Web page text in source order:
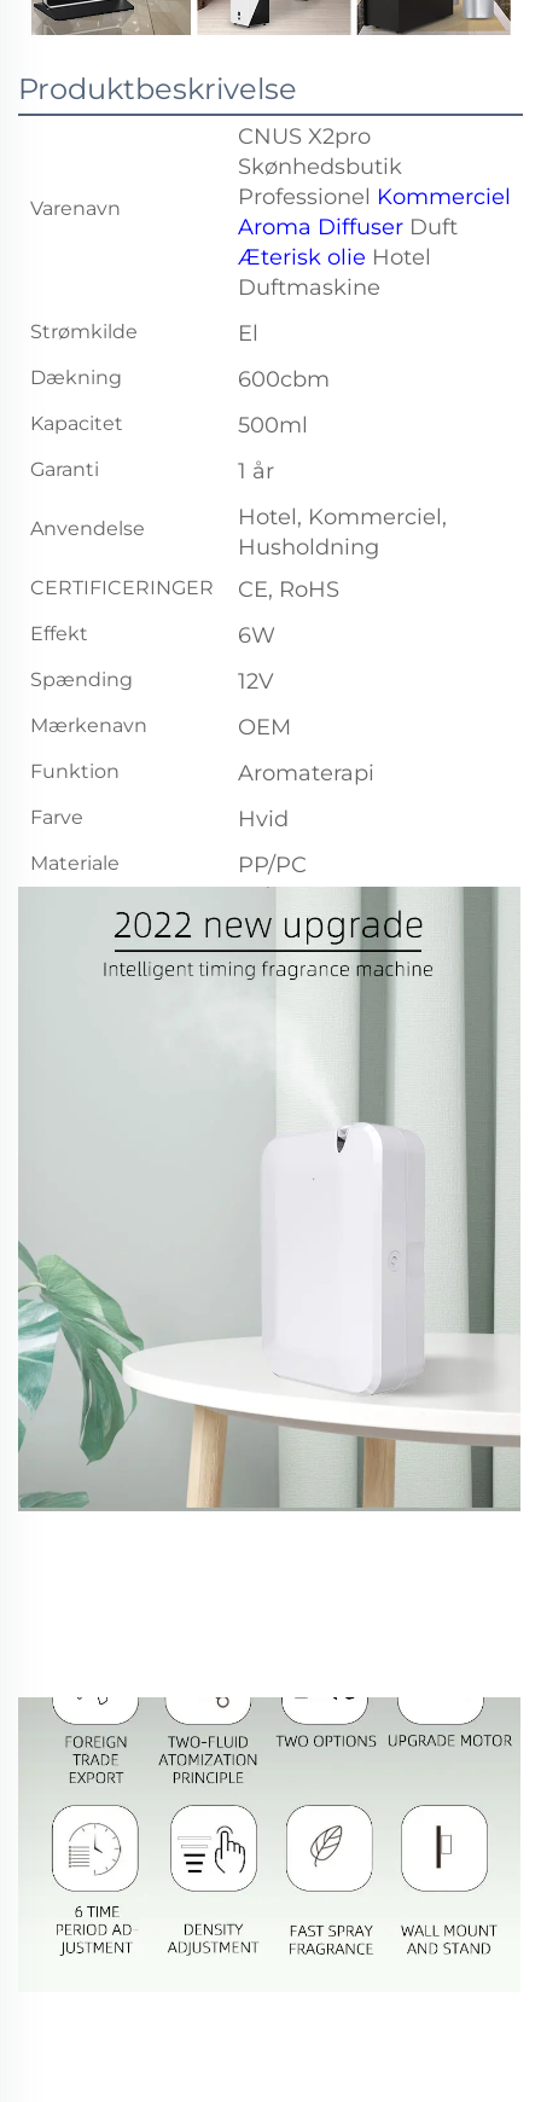
Produktbeskrivelse
Varenavn
CNUS X2pro
Skønhedsbutik
Professionel Kommerciel
Aroma Diffuser Duft
Æterisk olie Hotel
Duftmaskine
Strømkilde El
Dækning 600cbm
Kapacitet 500ml
Garanti 1 år
Anvendelse
Hotel, Kommerciel,
Husholdning
CERTIFICERINGER CE, RoHS
Effekt 6W
Spænding 12V
Mærkenavn OEM
Funktion Aromaterapi
Farve Hvid
Materiale PP/PC